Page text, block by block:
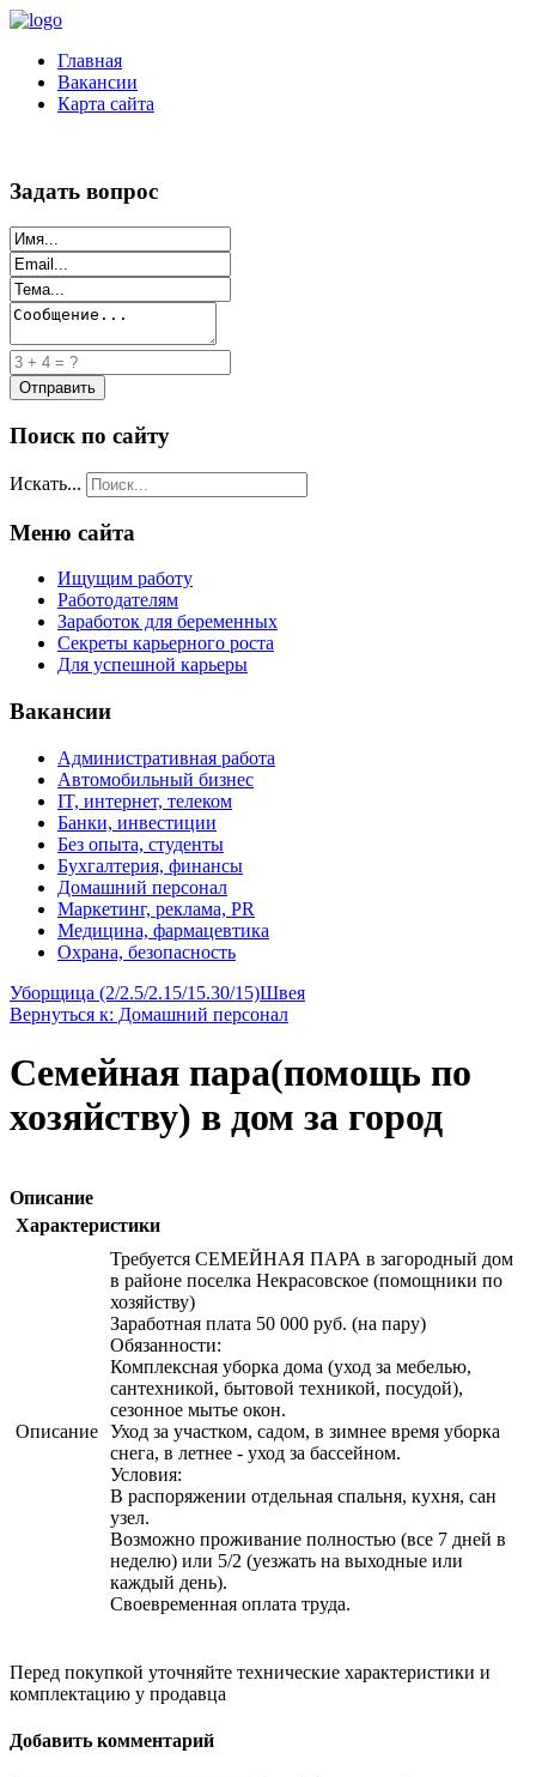
Главная
Вакансии
Карта сайта
Задать вопрос
Поиск по сайту
Искать...
Меню сайта
Ищущим работу
Работодателям
Заработок для беременных
Секреты карьерного роста
Для успешной карьеры
Вакансии
Административная работа
Автомобильный бизнес
IT, интернет, телеком
Банки, инвестиции
Без опыта, студенты
Бухгалтерия, финансы
Домашний персонал
Маркетинг, реклама, PR
Медицина, фармацевтика
Охрана, безопасность
Уборщица (2/2.5/2.15/15.30/15)Швея
Вернуться к: Домашний персонал
Семейная пара(помощь по
хозяйству) в дом за город
Описание
Характеристики
Описание
Требуется СЕМЕЙНАЯ ПАРА в загородный дом
в районе поселка Некрасовское (помощники по
хозяйству)
Заработная плата 50 000 руб. (на пару)
Обязанности:
Комплексная уборка дома (уход за мебелью,
сантехникой, бытовой техникой, посудой),
сезонное мытье окон.
Уход за участком, садом, в зимнее время уборка
снега, в летнее - уход за бассейном.
Условия:
В распоряжении отдельная спальня, кухня, сан
узел.
Возможно проживание полностью (все 7 дней в
неделю) или 5/2 (уезжать на выходные или
каждый день).
Своевременная оплата труда.
Перед покупкой уточняйте технические характеристики и
комплектацию у продавца
Добавить комментарий